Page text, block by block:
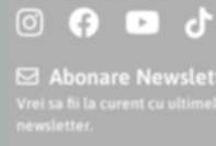
Abonare
Vrei sa fii la curent cu
newsletter.